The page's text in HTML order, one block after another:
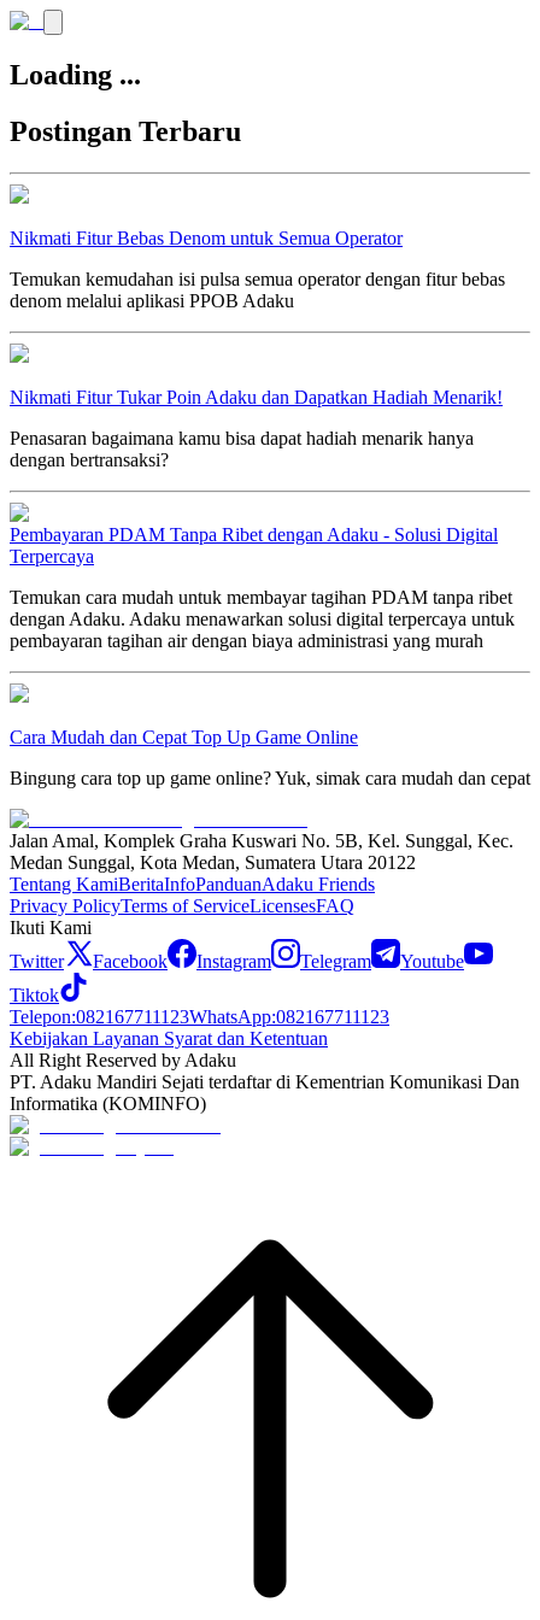
Loading ...
Postingan Terbaru
Nikmati Fitur Bebas Denom untuk Semua Operator
Temukan kemudahan isi pulsa semua operator dengan fitur bebas
denom melalui aplikasi PPOB Adaku
Nikmati Fitur Tukar Poin Adaku dan Dapatkan Hadiah Menarik!
Penasaran bagaimana kamu bisa dapat hadiah menarik hanya
dengan bertransaksi?
Pembayaran PDAM Tanpa Ribet dengan Adaku - Solusi Digital
Terpercaya
Temukan cara mudah untuk membayar tagihan PDAM tanpa ribet
dengan Adaku. Adaku menawarkan solusi digital terpercaya untuk
pembayaran tagihan air dengan biaya administrasi yang murah
Cara Mudah dan Cepat Top Up Game Online
Bingung cara top up game online? Yuk, simak cara mudah dan cepat
Jalan Amal, Komplek Graha Kuswari No. 5B, Kel. Sunggal, Kec.
Medan Sunggal, Kota Medan, Sumatera Utara 20122
Tentang KamiBeritaInfoPanduanAdaku Friends
Privacy PolicyTerms of ServiceLicensesFAQ
Ikuti Kami
Twitter
Facebook Instagram Telegram
Youtube
Tiktok
Telepon:082167711123WhatsApp:082167711123
Kebijakan Layanan Syarat dan Ketentuan
All Right Reserved by Adaku
PT. Adaku Mandiri Sejati terdaftar di Kementrian Komunikasi Dan
Informatika (KOMINFO)